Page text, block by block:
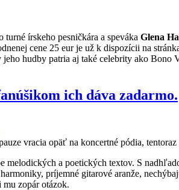
írskeho pesničkára a speváka Glena
cene 25 eur je už k dispozícii na
hudby patria aj také celebrity ako Bono
ich dáva zadarmo.
vracia opäť na koncertné pódia,
melodických a poetických textov. S
príjemné gitarové aranže,
zopár otázok.